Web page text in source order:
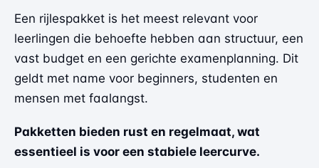
Een rijlespakket is het meest relevant voor
leerlingen die behoefte hebben aan structuur, een
vast budget en een gerichte examenplanning. Dit
geldt met name voor beginners, studenten en
mensen met faalangst.
Pakketten bieden rust en regelmaat, wat
essentieel is voor een stabiele leercurve.